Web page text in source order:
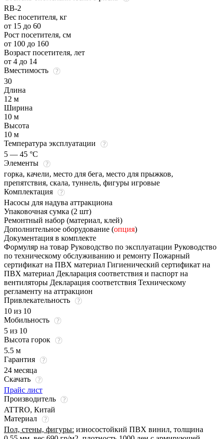
RB-2
Вес посетителя, кг
от 15 до 60
Рост посетителя, см
от 100 до 160
Возраст посетителя, лет
от 4 до 14
Вместимость
30
Длина
12 м
Ширина
10 м
Высота
10 м
Температура эксплуатации
5 — 45 °C
Элементы
горка, качели, место для бега, место для прыжков,
препятствия, скала, туннель, фигуры игровые
Комплектация
Насосы для надува аттракциона
Упаковочная сумка (2 шт)
Ремонтный набор (материал, клей)
Дополнительное оборудование (опция)
Документация в комплекте
Формуляр на товар Руководство по эксплуатации Руководство
по техническому обслуживанию и ремонту Пожарный
сертификат на ПВХ материал Гигиенический сертификат на
ПВХ материал Декларация соответствия и паспорт на
вентиляторы Декларация соответствия Техническому
регламенту на аттракцион
Привлекательность
10 из 10
Мобильность
5 из 10
Высота горок
5.5 м
Гарантия
24 месяца
Скачать
Прайс лист
Производитель
ATTRO, Китай
Материал
Пол, стены, фигуры: износостойкий ПВХ винил, толщина